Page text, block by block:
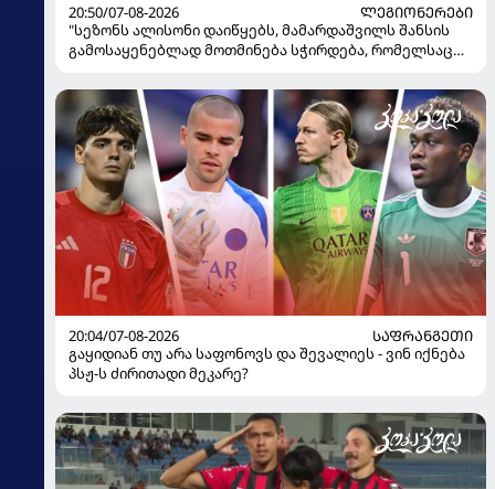
20:50/07-08-2026
ᲚᲔᲒᲘᲝᲜᲔᲠᲔᲑᲘ
"სეზონს ალისონი დაიწყებს, მამარდაშვილს შანსის
გამოსაყენებლად მოთმინება სჭირდება, რომელსაც
ყოფილმა მეკარემ
20:04/07-08-2026
ᲡᲐᲤᲠᲐᲜᲒᲔᲗᲘ
გაყიდიან თუ არა საფონოვს და შევალიეს - ვინ იქნება
პსჟ-ს ძირითადი მეკარე?